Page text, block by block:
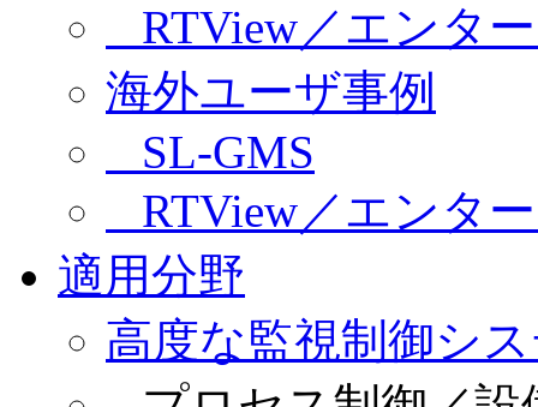
RTView／エンタ
海外ユーザ事例
SL-GMS
RTView／エンタ
適用分野
高度な監視制御シ